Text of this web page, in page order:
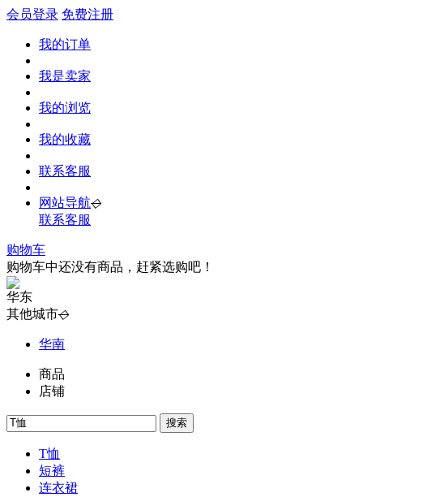
会员登录 免费注册
我的订单
我是卖家
我的浏览
我的收藏
联系客服
网站导航◇
联系客服
购物车
购物车中还没有商品，赶紧选购吧！
华东
其他城市◇
华南
商品
店铺
搜索
T恤
短裤
连衣裙